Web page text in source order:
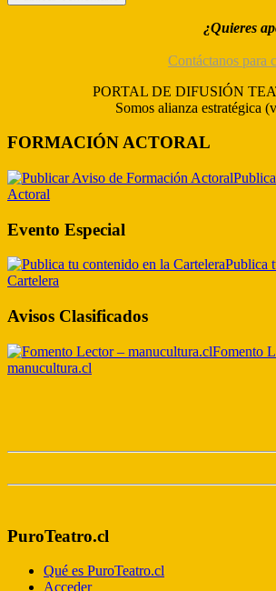
¿Quieres
Contáctanos para
PORTAL DE DIFUSIÓN
Somos alianza estratégica
FORMACIÓN ACTORAL
Actoral
Evento Especial
Publica
Cartelera
Avisos Clasificados
Fomento
manucultura.cl
PuroTeatro.cl
Qué es PuroTeatro.cl
Acceder